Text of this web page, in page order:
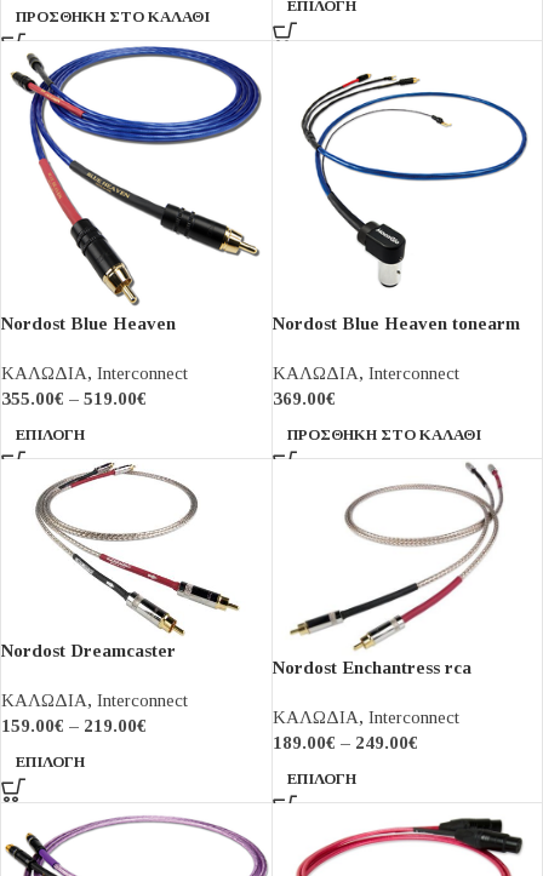
ΠΡΟΣΘΉΚΗ ΣΤΟ ΚΑΛΆΘΙ
ΕΠΙΛΟΓΉ
Nordost Blue Heaven
ΚΑΛΩΔΙΑ, Interconnect
355.00€ – 519.00€
ΕΠΙΛΟΓΉ
Nordost Blue Heaven tonearm
ΚΑΛΩΔΙΑ, Interconnect
369.00€
ΠΡΟΣΘΉΚΗ ΣΤΟ ΚΑΛΆΘΙ
Nordost Dreamcaster
ΚΑΛΩΔΙΑ, Interconnect
159.00€ – 219.00€
ΕΠΙΛΟΓΉ
Nordost Enchantress rca
ΚΑΛΩΔΙΑ, Interconnect
189.00€ – 249.00€
ΕΠΙΛΟΓΉ